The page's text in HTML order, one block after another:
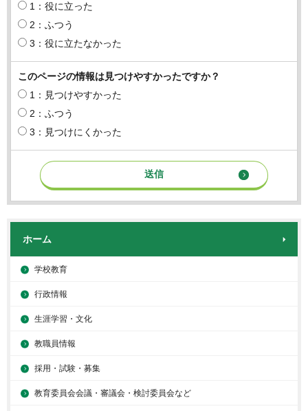
1：役に立った
2：ふつう
3：役に立たなかった
このページの情報は見つけやすかったですか？
1：見つけやすかった
2：ふつう
3：見つけにくかった
ホーム
学校教育
行政情報
生涯学習・文化
教職員情報
採用・試験・募集
教育委員会会議・審議会・検討委員会など